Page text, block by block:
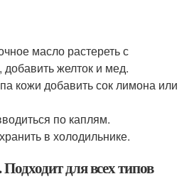
масло растереть с
желток и мед.
кожи добавить сок лимона или
по каплям.
в холодильнике.
для всех типов